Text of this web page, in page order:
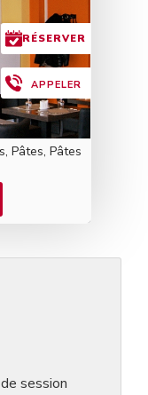
Pâtes, Pâtes
APPELER
RÉSERVER
session